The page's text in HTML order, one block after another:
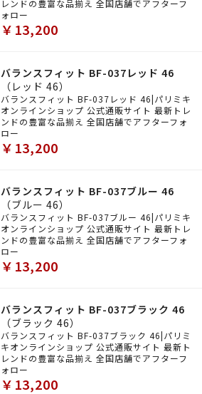
レンドの豊富な品揃え 全国店舗でアフターフ
ォロー
￥13,200
バランスフィット BF-037レッド 46
（レッド 46）
バランスフィット BF-037レッド 46|パリミキ
オンラインショップ 公式通販サイト 最新トレ
ンドの豊富な品揃え 全国店舗でアフターフォ
ロー
￥13,200
バランスフィット BF-037ブルー 46
（ブルー 46）
バランスフィット BF-037ブルー 46|パリミキ
オンラインショップ 公式通販サイト 最新トレ
ンドの豊富な品揃え 全国店舗でアフターフォ
ロー
￥13,200
バランスフィット BF-037ブラック 46
（ブラック 46）
バランスフィット BF-037ブラック 46|パリミ
キオンラインショップ 公式通販サイト 最新ト
レンドの豊富な品揃え 全国店舗でアフターフ
ォロー
￥13,200